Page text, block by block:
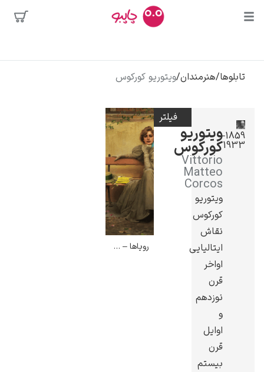
جستجوها
پیکاسو
سالوادور دالی
فریدا کالوا
محبوب‌ترین
هنرمندان
کلود مونه
ونسان ون گوگ
تابلوها/هنرمندان/ویتوریو کورکوس
1859–
1933
ویتوریو
کورکوس
Vittorio
Matteo
Corcos
ویتوریو
کورکوس
نقاش
ایتالیایی
اواخر
قرن
نوزدهم
و
اوایل
قرن
بیستم
فیلتر
رویاها – ویتوریو کورکوس